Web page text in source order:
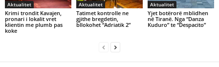
Aktualitet
Krimi trondit Kavajen,
pronari i lokalit vret
klientin me plumb pas
koke
Aktualitet
Tatimet kontrolle ne
gjithe bregdetin,
bllokohet “Adriatik 2”
Aktualitet
Yjet botërorë mblidhen
në Tiranë. Nga “Danza
Kuduro” te “Despacito”